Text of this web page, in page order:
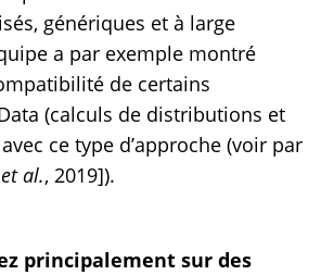
génériques et à large
a par exemple montré
de certains
(calculs de distributions et
ce type d’approche (voir par
et al., 2019]).
principalement sur des